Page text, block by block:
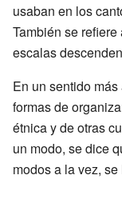
usaban en los
También se
escalas
En un sentido
formas de
étnica y de otras
un modo, se dice
modos a la vez,